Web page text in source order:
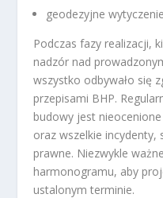
geodezyjne
Podczas fazy realizacji,
nadzór nad
wszystko odbywało się
przepisami BHP.
budowy jest
oraz wszelkie incydenty,
prawne. Niezwykle
harmonogramu, aby
ustalonym terminie.